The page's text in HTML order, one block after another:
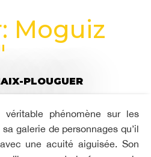
Moguiz
PLOUGUER
phénomène sur les
galerie de personnages qu’il
une acuité aiguisée. Son